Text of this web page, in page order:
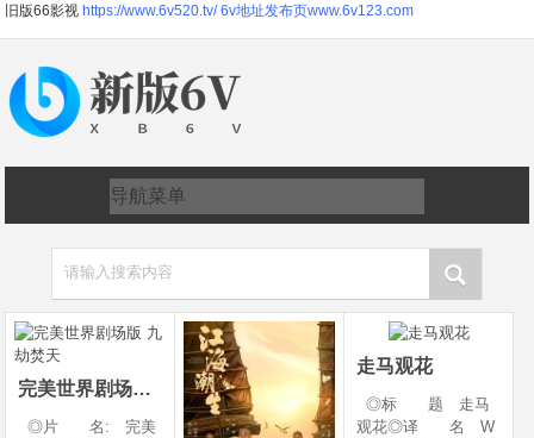
旧版66影视 https://www.6v520.tv/ 6v地址发布页www.6v123.com
请输入搜索内容
完美世界剧场版 九劫焚天
◎片 名: 完美
走马观花
◎标 题 走马
观花◎译 名 W